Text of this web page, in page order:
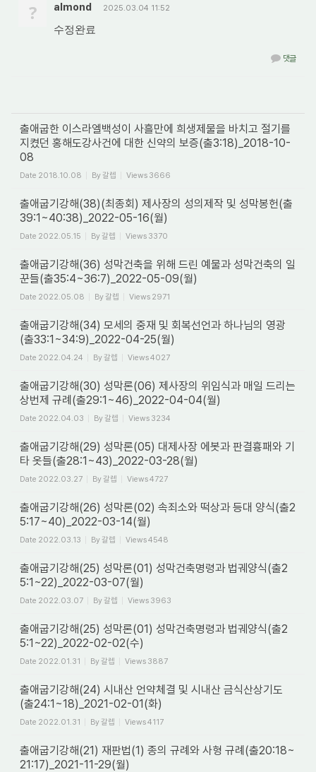
? almond 2025.03.04 11:52
수정완료
댓글
출애굽한 이스라엘백성이 사흘만에 희생제물을 바치고 절기를
지켰던 홍해도강사건에 대한 신약의 보증(출3:18)_2018-10-
08
Date 2018.10.08 By갈렙 Views 3666
출애굽기강해(38)(최종회) 제사장의 성의제작 및 성막봉헌(출
39:1~40:38)_2022-05-16(월)
Date 2022.05.15 By갈렙 Views 3370
출애굽기강해(36) 성막건축을 위해 드린 예물과 성막건축의 일
꾼들(출35:4~36:7)_2022-05-09(월)
Date 2022.05.08 By갈렙 Views 2971
출애굽기강해(34) 모세의 중재 및 회복선언과 하나님의 영광
(출33:1~34:9)_2022-04-25(월)
Date 2022.04.24 By갈렙 Views4027
출애굽기강해(30) 성막론(06) 제사장의 위임식과 매일 드리는
상번제 규례(출29:1~46)_2022-04-04(월)
Date 2022.04.03 By갈렙 Views 3234
출애굽기강해(29) 성막론(05) 대제사장 에봇과 판결흉패와 기
타 옷들(출28:1~43)_2022-03-28(월)
Date 2022.03.27 By갈렙 Views4727
출애굽기강해(26) 성막론(02) 속죄소와 떡상과 등대 양식(출2
5:17~40)_2022-03-14(월)
Date 2022.03.13 By갈렙 Views4548
출애굽기강해(25) 성막론(01) 성막건축명령과 법궤양식(출2
5:1~22)_2022-03-07(월)
Date 2022.03.07 By갈렙 Views 3963
출애굽기강해(25) 성막론(01) 성막건축명령과 법궤양식(출2
5:1~22)_2022-02-02(수)
Date 2022.01.31 By갈렙 Views 3887
출애굽기강해(24) 시내산 언약체결 및 시내산 금식산상기도
(출24:1~18)_2021-02-01(화)
Date 2022.01.31 By갈렙 Views4117
출애굽기강해(21) 재판법(1) 종의 규례와 사형 규례(출20:18~
21:17)_2021-11-29(월)